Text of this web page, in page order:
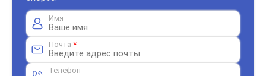
Имя
Почта *
Телефон